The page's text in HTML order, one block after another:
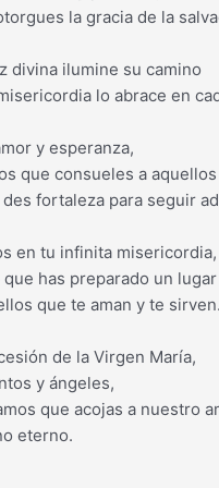
la gracia de la
divina ilumine su camino
lo abrace en
y esperanza,
que consueles a
fortaleza para seguir
en tu infinita misericordia,
que has preparado un
que te aman y te sirven.
de la Virgen María,
y ángeles,
que acojas a nuestro
eterno.